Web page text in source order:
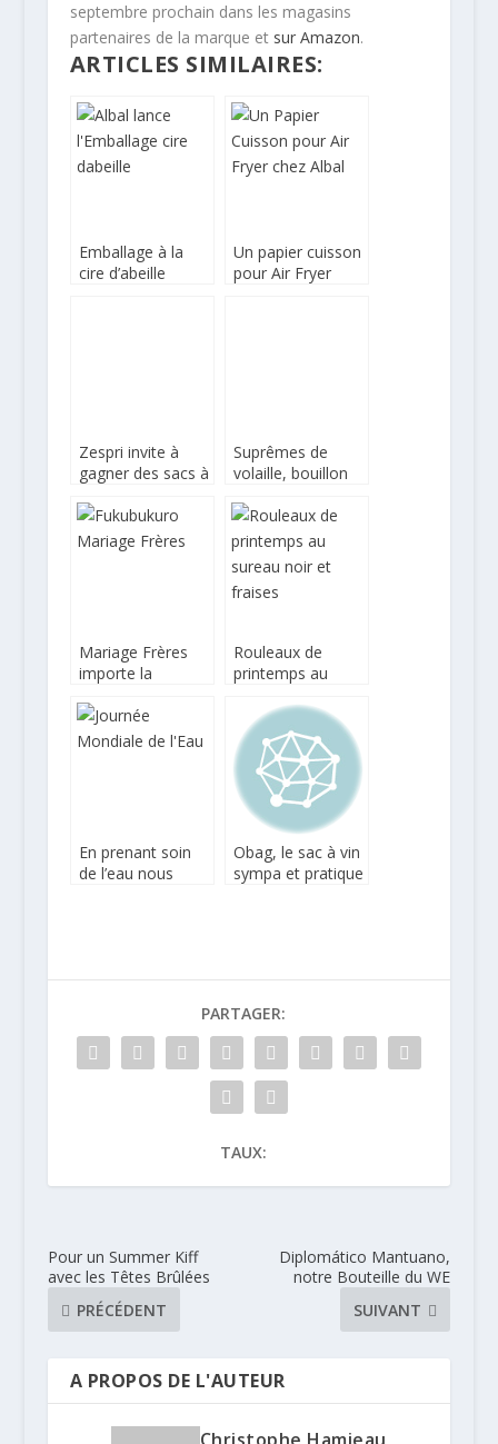
septembre prochain dans les magasins
partenaires de la marque et sur Amazon.
ARTICLES SIMILAIRES:
Emballage à la
cire d’abeille
Un papier cuisson
pour Air Fryer
Zespri invite à
gagner des sacs à
Suprêmes de
volaille, bouillon
légumes de
saison
Mariage Frères
importe la
japonaise des
Fukubukuro
Rouleaux de
printemps au
fraises
En prenant soin
de l’eau nous
Obag, le sac à vin
sympa et pratique
PARTAGER:
TAUX:
Pour un Summer Kiff
avec les Têtes Brûlées
PRÉCÉDENT
Diplomático Mantuano,
notre Bouteille du WE
SUIVANT
A PROPOS DE L'AUTEUR